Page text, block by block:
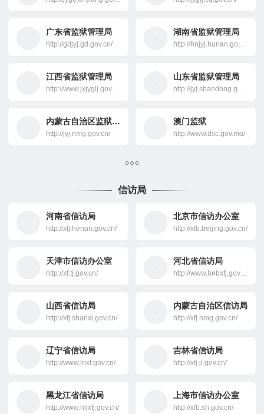
广东省监狱管理局
http://gdjyj.gd.gov.cn/
湖南省监狱管理局
http://hnjyj.hunan.gov.cn/
江西省监狱管理局
http://www.jxjyglj.gov.cn/
山东省监狱管理局
http://jyj.shandong.gov.cn/
内蒙古自治区监狱管理局
http://jyj.nmg.gov.cn/
澳门监狱
http://www.dsc.gov.mo/
信访局
河南省信访局
http://xfj.henan.gov.cn/
北京市信访办公室
http://xfb.beijing.gov.cn/
天津市信访办公室
http://xf.tj.gov.cn/
河北省信访局
http://www.hebxfj.gov.cn/
山西省信访局
http://xfj.shanxi.gov.cn/
内蒙古自治区信访局
http://xfj.nmg.gov.cn/
辽宁省信访局
http://www.lnxf.gov.cn/
吉林省信访局
http://xfj.jl.gov.cn/
黑龙江省信访局
http://www.hljxfj.gov.cn/
上海市信访办公室
http://xfb.sh.gov.cn/